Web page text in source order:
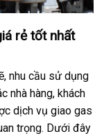
rẻ tốt nhất
nhu cầu sử dụng
nhà hàng, khách
dịch vụ giao gas
trọng. Dưới đây